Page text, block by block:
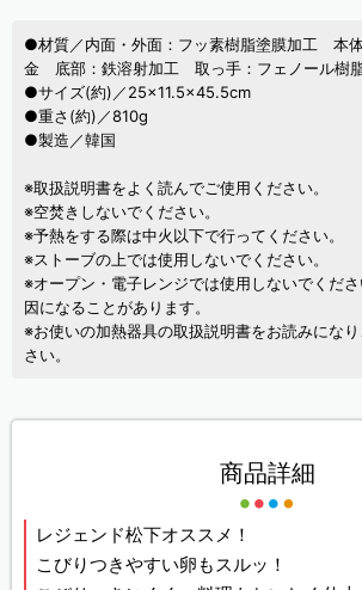
●材質／内面・外面：フッ素樹脂塗膜加工 本
金 底部：鉄溶射加工 取っ手：フェノール樹
●サイズ(約)／25×11.5×45.5cm
●重さ(約)／810g
●製造／韓国
※取扱説明書をよく読んでご使用ください。
※空焚きしないでください。
※予熱をする際は中火以下で行ってください。
※ストーブの上では使用しないでください。
※オープン・電子レンジでは使用しないでくだ
因になることがあります。
※お使いの加熱器具の取扱説明書をお読みにな
さい。
商品詳細
レジェンド松下オススメ！
こびりつきやすい卵もスルッ！